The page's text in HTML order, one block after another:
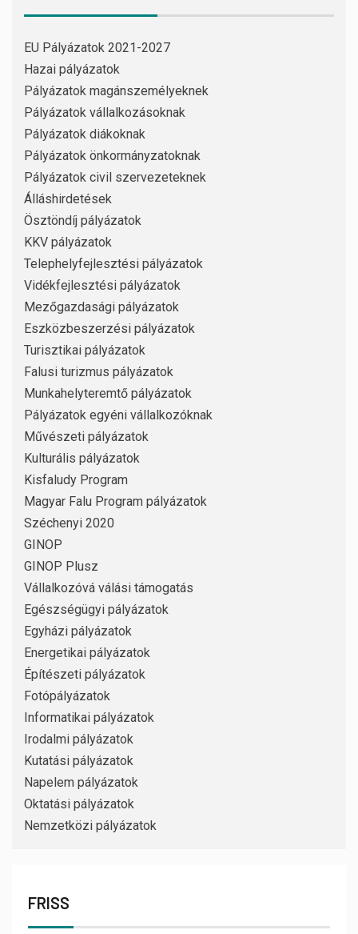
EU Pályázatok 2021-2027
Hazai pályázatok
Pályázatok magánszemélyeknek
Pályázatok vállalkozásoknak
Pályázatok diákoknak
Pályázatok önkormányzatoknak
Pályázatok civil szervezeteknek
Álláshirdetések
Ösztöndíj pályázatok
KKV pályázatok
Telephelyfejlesztési pályázatok
Vidékfejlesztési pályázatok
Mezőgazdasági pályázatok
Eszközbeszerzési pályázatok
Turisztikai pályázatok
Falusi turizmus pályázatok
Munkahelyteremtő pályázatok
Pályázatok egyéni vállalkozóknak
Művészeti pályázatok
Kulturális pályázatok
Kisfaludy Program
Magyar Falu Program pályázatok
Széchenyi 2020
GINOP
GINOP Plusz
Vállalkozóvá válási támogatás
Egészségügyi pályázatok
Egyházi pályázatok
Energetikai pályázatok
Építészeti pályázatok
Fotópályázatok
Informatikai pályázatok
Irodalmi pályázatok
Kutatási pályázatok
Napelem pályázatok
Oktatási pályázatok
Nemzetközi pályázatok
FRISS